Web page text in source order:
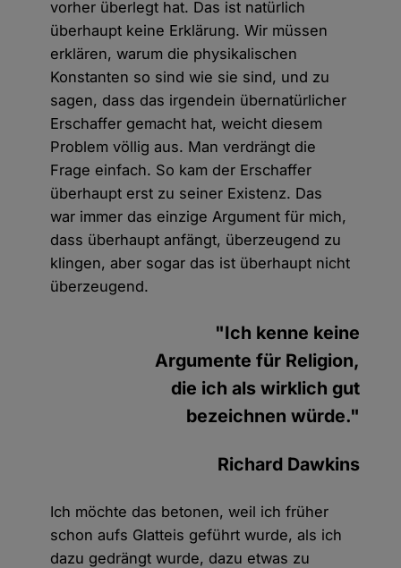
vorher überlegt hat. Das ist natürlich
überhaupt keine Erklärung. Wir müssen
erklären, warum die physikalischen
Konstanten so sind wie sie sind, und zu
sagen, dass das irgendein übernatürlicher
Erschaffer gemacht hat, weicht diesem
Problem völlig aus. Man verdrängt die
Frage einfach. So kam der Erschaffer
überhaupt erst zu seiner Existenz. Das
war immer das einzige Argument für mich,
dass überhaupt anfängt, überzeugend zu
klingen, aber sogar das ist überhaupt nicht
überzeugend.
"Ich kenne keine
Argumente für Religion,
die ich als wirklich gut
bezeichnen würde."
Richard Dawkins
Ich möchte das betonen, weil ich früher
schon aufs Glatteis geführt wurde, als ich
dazu gedrängt wurde, dazu etwas zu